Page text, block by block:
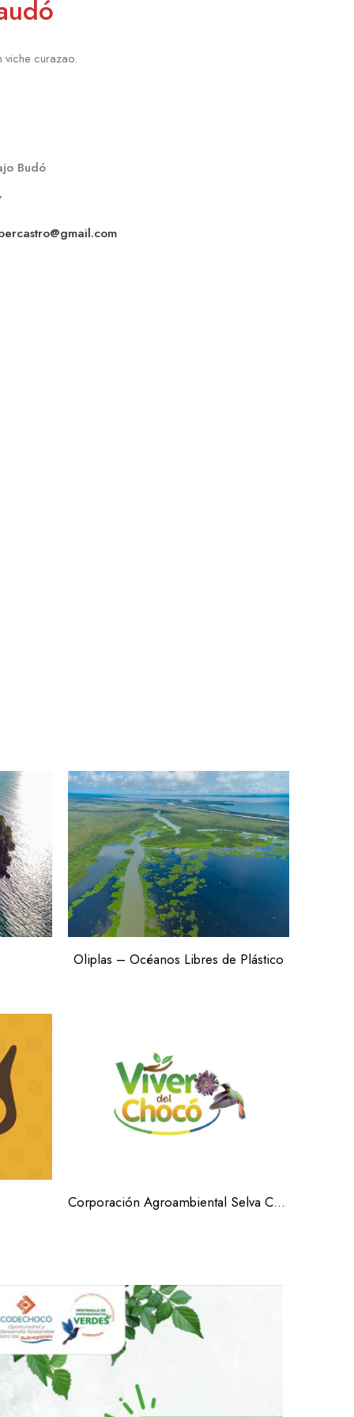
viche curazao.
Budó
Oliplas – Océanos Libres de Plástico
Corporación Agroambiental Selva Coagroselva